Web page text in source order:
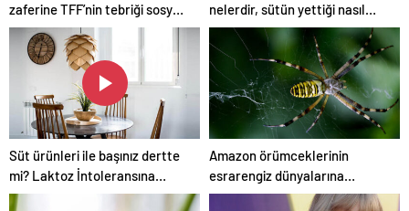
zaferine TFF’nin tebriği sosyal
medyayı ayağa kaldırdı
nelerdir, sütün yettiği nasıl
anlaşılır?
Süt ürünleri ile başınız dertte
mi? Laktoz İntoleransına
sahip olabilirsiniz!
Amazon örümceklerinin
esrarengiz dünyalarına
gitmeye hazır olun.